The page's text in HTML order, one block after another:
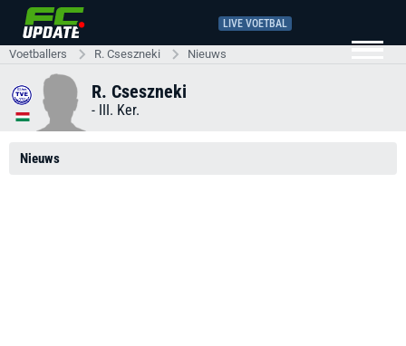
LIVE VOETBAL
Voetballers R. Cseszneki Nieuws
R. Cseszneki
- III. Ker.
Nieuws